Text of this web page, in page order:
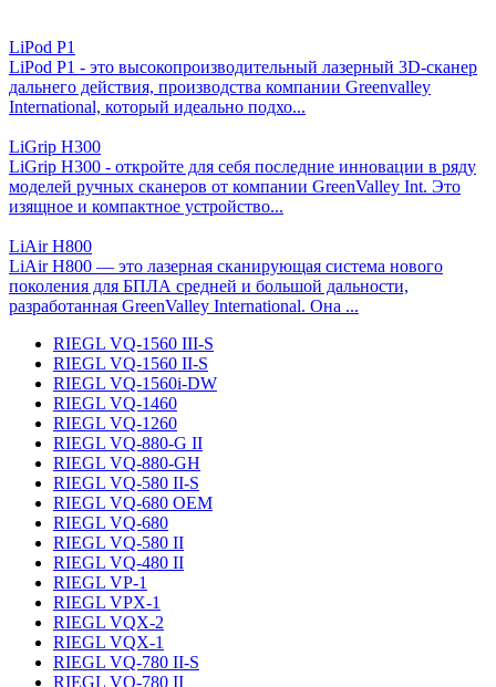
LiPod P1
LiPod P1 - это высокопроизводительный лазерный 3D-сканер
дальнего действия, производства компании Greenvalley
International, который идеально подхо...
LiGrip H300
LiGrip H300 - откройте для себя последние инновации в ряду
моделей ручных сканеров от компании GreenValley Int. Это
изящное и компактное устройство...
LiAir H800
LiAir H800 — это лазерная сканирующая система нового
поколения для БПЛА средней и большой дальности,
разработанная GreenValley International. Она ...
RIEGL VQ-1560 III-S
RIEGL VQ-1560 II-S
RIEGL VQ-1560i-DW
RIEGL VQ-1460
RIEGL VQ-1260
RIEGL VQ-880-G II
RIEGL VQ-880-GH
RIEGL VQ-580 II-S
RIEGL VQ-680 OEM
RIEGL VQ-680
RIEGL VQ-580 II
RIEGL VQ-480 II
RIEGL VP-1
RIEGL VPX-1
RIEGL VQX-2
RIEGL VQX-1
RIEGL VQ-780 II-S
RIEGL VQ-780 II